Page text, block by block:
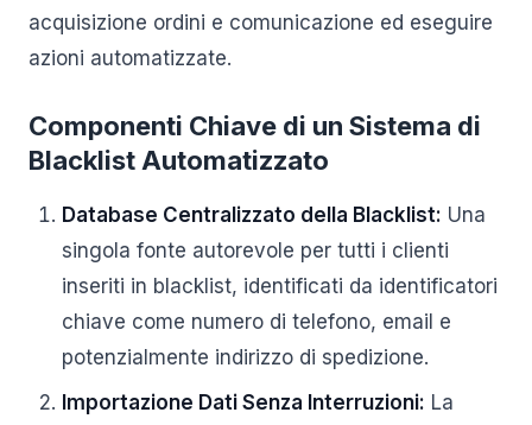
acquisizione ordini e comunicazione ed eseguire
azioni automatizzate.
Componenti Chiave di un Sistema di
Blacklist Automatizzato
Database Centralizzato della Blacklist: Una
singola fonte autorevole per tutti i clienti
inseriti in blacklist, identificati da identificatori
chiave come numero di telefono, email e
potenzialmente indirizzo di spedizione.
Importazione Dati Senza Interruzioni: La